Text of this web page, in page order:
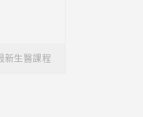
新生醫課程